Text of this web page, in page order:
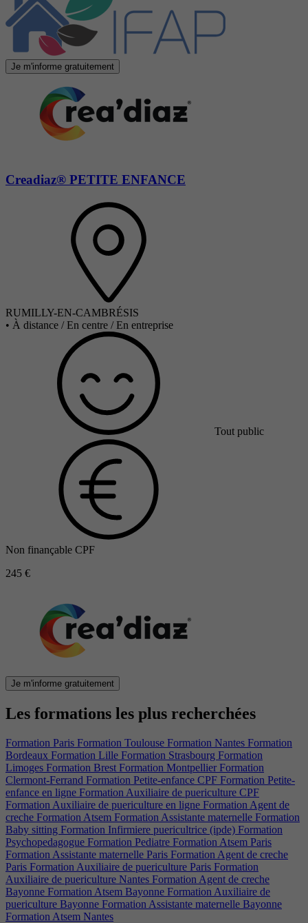
Je m'informe gratuitement
Creadiaz® PETITE ENFANCE
RUMILLY-EN-CAMBRÉSIS
• À distance / En centre / En entreprise
Tout public
Non finançable CPF
245 €
Je m'informe gratuitement
Les formations les plus recherchées
Formation Paris Formation Toulouse Formation Nantes Formation
Bordeaux Formation Lille Formation Strasbourg Formation
Limoges Formation Brest Formation Montpellier Formation
Clermont-Ferrand Formation Petite-enfance CPF Formation Petite-
enfance en ligne Formation Auxiliaire de puericulture CPF
Formation Auxiliaire de puericulture en ligne Formation Agent de
creche Formation Atsem Formation Assistante maternelle Formation
Baby sitting Formation Infirmiere puericultrice (ipde) Formation
Psychopedagogue Formation Pediatre Formation Atsem Paris
Formation Assistante maternelle Paris Formation Agent de creche
Paris Formation Auxiliaire de puericulture Paris Formation
Auxiliaire de puericulture Nantes Formation Agent de creche
Bayonne Formation Atsem Bayonne Formation Auxiliaire de
puericulture Bayonne Formation Assistante maternelle Bayonne
Formation Atsem Nantes